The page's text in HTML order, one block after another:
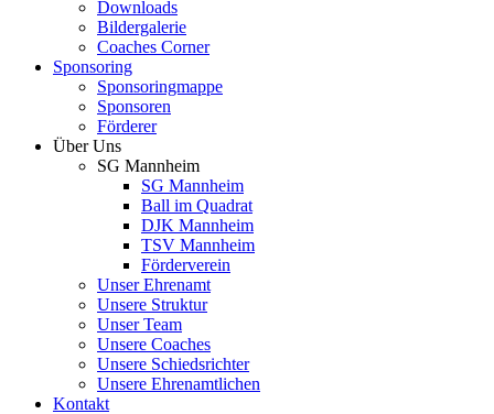
Downloads
Bildergalerie
Coaches Corner
Sponsoring
Sponsoringmappe
Sponsoren
Förderer
Über Uns
SG Mannheim
SG Mannheim
Ball im Quadrat
DJK Mannheim
TSV Mannheim
Förderverein
Unser Ehrenamt
Unsere Struktur
Unser Team
Unsere Coaches
Unsere Schiedsrichter
Unsere Ehrenamtlichen
Kontakt